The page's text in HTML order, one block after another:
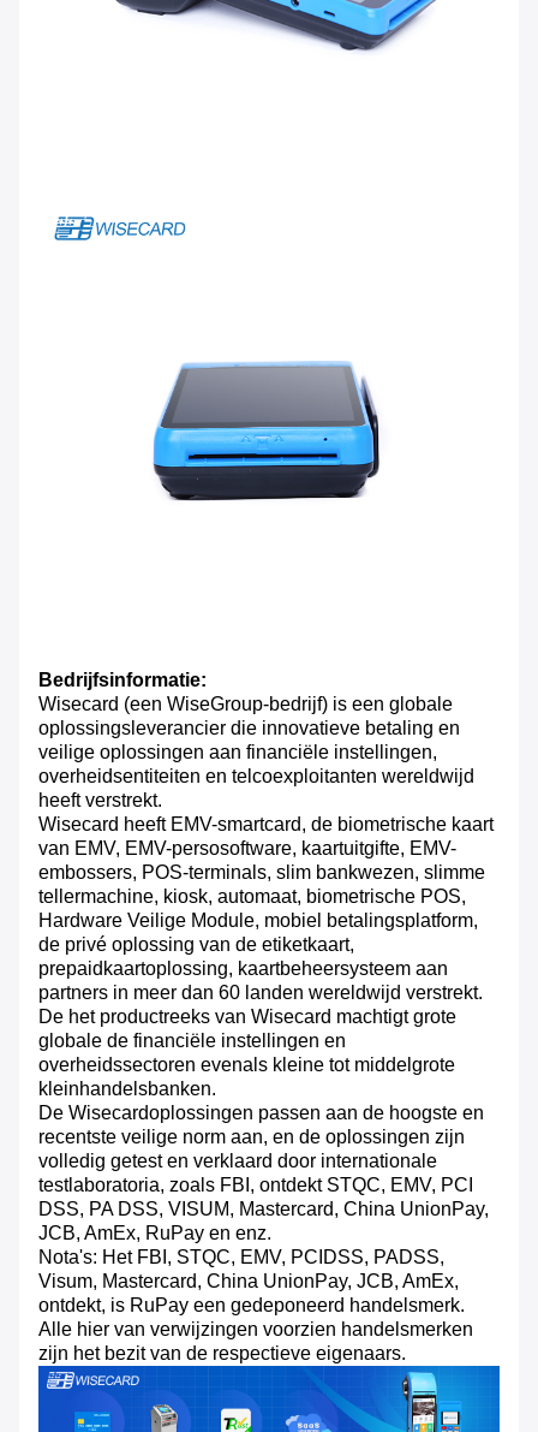
Bedrijfsinformatie:
Wisecard (een WiseGroup-bedrijf) is een globale
oplossingsleverancier die innovatieve betaling en
veilige oplossingen aan financiële instellingen,
overheidsentiteiten en telcoexploitanten wereldwijd
heeft verstrekt.
Wisecard heeft EMV-smartcard, de biometrische kaart
van EMV, EMV-persosoftware, kaartuitgifte, EMV-
embossers, POS-terminals, slim bankwezen, slimme
tellermachine, kiosk, automaat, biometrische POS,
Hardware Veilige Module, mobiel betalingsplatform,
de privé oplossing van de etiketkaart,
prepaidkaartoplossing, kaartbeheersysteem aan
partners in meer dan 60 landen wereldwijd verstrekt.
De het productreeks van Wisecard machtigt grote
globale de financiële instellingen en
overheidssectoren evenals kleine tot middelgrote
kleinhandelsbanken.
De Wisecardoplossingen passen aan de hoogste en
recentste veilige norm aan, en de oplossingen zijn
volledig getest en verklaard door internationale
testlaboratoria, zoals FBI, ontdekt STQC, EMV, PCI
DSS, PA DSS, VISUM, Mastercard, China UnionPay,
JCB, AmEx, RuPay en enz.
Nota's: Het FBI, STQC, EMV, PCIDSS, PADSS,
Visum, Mastercard, China UnionPay, JCB, AmEx,
ontdekt, is RuPay een gedeponeerd handelsmerk.
Alle hier van verwijzingen voorzien handelsmerken
zijn het bezit van de respectieve eigenaars.